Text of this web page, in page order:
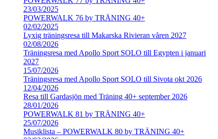
23/03/2025
POWERWALK 76 by TRÄNING 40+
02/02/2025
Lyxig träningsresa till Makarska Rivieran våren 2027
02/08/2026
Träningsresa med Apollo Sport SOLO till Egypten i januari
2027
15/07/2026
Träningsresa med Apollo Sport SOLO till Sivota okt 2026
12/04/2026
Resa till Gardasjön med Träning 40+ september 2026
28/01/2026
POWERWALK 81 by TRÄNING 40+
25/07/2026
Musiklista – POWERWALK 80 by TRÄNING 40+